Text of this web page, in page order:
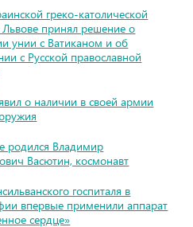
греко-католической
Львове принял решение о
унии с Ватиканом и об
с Русской православной
о наличии в своей армии
родился Владимир
Васютин, космонавт
госпиталя в
впервые применили аппарат
сердце»